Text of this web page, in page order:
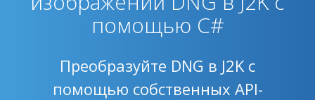
помощью C#
Преобразуйте DNG в J2K с
помощью собственных API-